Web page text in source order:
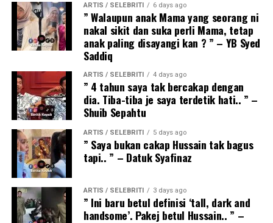
ARTIS / SELEBRITI 6 days ago
” Walaupun anak Mama yang seorang ni
nakal sikit dan suka perli Mama, tetap
anak paling disayangi kan ? ” – YB Syed
Saddiq
ARTIS / SELEBRITI 4 days ago
” 4 tahun saya tak bercakap dengan
dia. Tiba-tiba je saya terdetik hati.. ” –
Shuib Sepahtu
ARTIS / SELEBRITI 5 days ago
” Saya bukan cakap Hussain tak bagus
tapi.. ” – Datuk Syafinaz
ARTIS / SELEBRITI 3 days ago
” Ini baru betul definisi ‘tall, dark and
handsome’. Pakej betul Hussain.. ” –